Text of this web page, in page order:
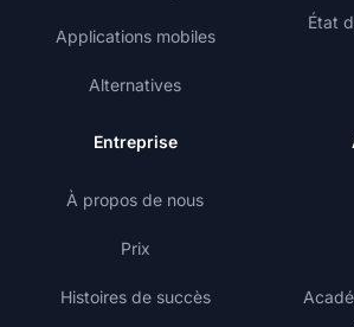
Applications mobiles
Alternatives
État
Entreprise
À propos de nous
Prix
Histoires de succès